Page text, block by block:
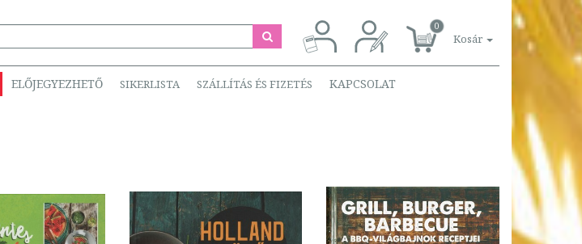
0
Kosár
ELŐJEGYEZHETŐ SIKERLISTA SZÁLLÍTÁS ÉS FIZETÉS KAPCSOLAT